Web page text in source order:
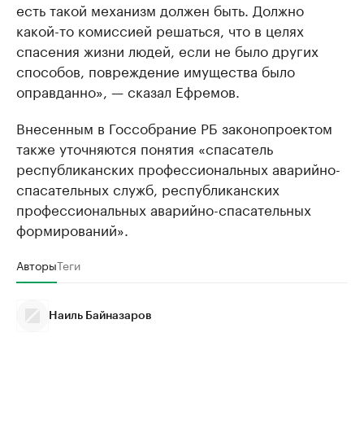
есть такой механизм должен быть. Должно
какой-то комиссией решаться, что в целях
спасения жизни людей, если не было других
способов, повреждение имущества было
оправданно», — сказал Ефремов.
Внесенным в Госсобрание РБ законопроектом
также уточняются понятия «спасатель
республиканских профессиональных аварийно-
спасательных служб, республиканских
профессиональных аварийно-спасательных
формирований».
АвторыТеги
Наиль Байназаров